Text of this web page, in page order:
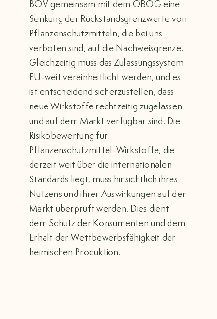
BOV gemeinsam mit dem ÖBOG eine
Senkung der Rückstandsgrenzwerte von
Pflanzenschutzmitteln, die bei uns
verboten sind, auf die Nachweisgrenze.
Gleichzeitig muss das Zulassungssystem
EU-weit vereinheitlicht werden, und es
ist entscheidend sicherzustellen, dass
neue Wirkstoffe rechtzeitig zugelassen
und auf dem Markt verfügbar sind. Die
Risikobewertung für
Pflanzenschutzmittel-Wirkstoffe, die
derzeit weit über die internationalen
Standards liegt, muss hinsichtlich ihres
Nutzens und ihrer Auswirkungen auf den
Markt überprüft werden. Dies dient
dem Schutz der Konsumenten und dem
Erhalt der Wettbewerbsfähigkeit der
heimischen Produktion.